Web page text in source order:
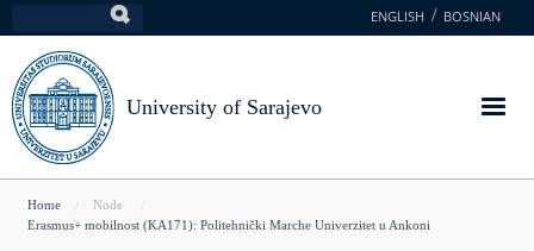
to
main
content
ENGLISH BOSNIAN
University of Sarajevo
You
Home
Node
Erasmus+ mobilnost (KA171): Politehnički Marche Univerzitet u Ankoni